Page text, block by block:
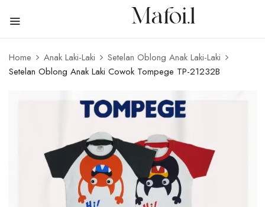
Home Anak Laki-Laki
Setelan Oblong Anak Laki-Laki
Setelan Oblong Anak Laki Cowok Tompege TP-21232B